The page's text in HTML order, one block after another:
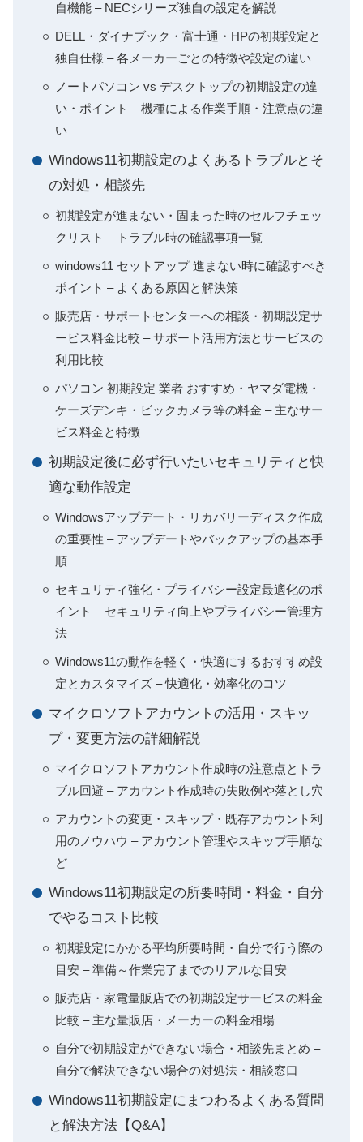
自機能 – NECシリーズ独自の設定を解説
DELL・ダイナブック・富士通・HPの初期設定と
独自仕様 – 各メーカーごとの特徴や設定の違い
ノートパソコン vs デスクトップの初期設定の違
い・ポイント – 機種による作業手順・注意点の違
い
Windows11初期設定のよくあるトラブルとそ
の対処・相談先
初期設定が進まない・固まった時のセルフチェッ
クリスト – トラブル時の確認事項一覧
windows11 セットアップ 進まない時に確認すべき
ポイント – よくある原因と解決策
販売店・サポートセンターへの相談・初期設定サ
ービス料金比較 – サポート活用方法とサービスの
利用比較
パソコン 初期設定 業者 おすすめ・ヤマダ電機・
ケーズデンキ・ビックカメラ等の料金 – 主なサー
ビス料金と特徴
初期設定後に必ず行いたいセキュリティと快
適な動作設定
Windowsアップデート・リカバリーディスク作成
の重要性 – アップデートやバックアップの基本手
順
セキュリティ強化・プライバシー設定最適化のポ
イント – セキュリティ向上やプライバシー管理方
法
Windows11の動作を軽く・快適にするおすすめ設
定とカスタマイズ – 快適化・効率化のコツ
マイクロソフトアカウントの活用・スキッ
プ・変更方法の詳細解説
マイクロソフトアカウント作成時の注意点とトラ
ブル回避 – アカウント作成時の失敗例や落とし穴
アカウントの変更・スキップ・既存アカウント利
用のノウハウ – アカウント管理やスキップ手順な
ど
Windows11初期設定の所要時間・料金・自分
でやるコスト比較
初期設定にかかる平均所要時間・自分で行う際の
目安 – 準備～作業完了までのリアルな目安
販売店・家電量販店での初期設定サービスの料金
比較 – 主な量販店・メーカーの料金相場
自分で初期設定ができない場合・相談先まとめ –
自分で解決できない場合の対処法・相談窓口
Windows11初期設定にまつわるよくある質問
と解決方法【Q&A】